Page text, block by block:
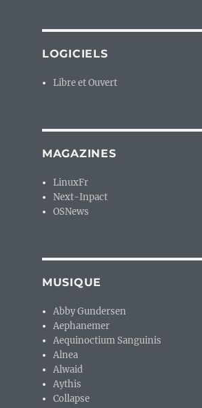
LOGICIELS
Libre et Ouvert
MAGAZINES
LinuxFr
Next-Inpact
OSNews
MUSIQUE
Abby Gundersen
Aephanemer
Aequinoctium Sanguinis
Alnea
Alwaid
Aythis
Collapse